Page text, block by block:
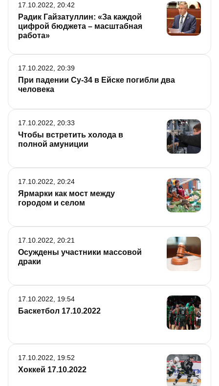
Радик Гайзатуллин: «За каждой
цифрой бюджета – масштабная
работа»
17.10.2022, 20:42
При падении Су-34 в Ейске погибли два
человека
17.10.2022, 20:39
Чтобы встретить холода в
полной амуниции
17.10.2022, 20:33
Ярмарки как мост между
городом и селом
17.10.2022, 20:24
Осуждены участники массовой
драки
17.10.2022, 20:21
Баскетбол 17.10.2022
17.10.2022, 19:54
Хоккей 17.10.2022
17.10.2022, 19:52